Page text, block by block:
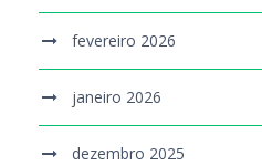
fevereiro 2026
janeiro 2026
dezembro 2025